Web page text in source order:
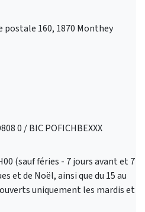
postale 160, 1870 Monthey
0 / BIC POFICHBEXXX
(sauf féries - 7 jours avant et 7
et de Noël, ainsi que du 15 au
uniquement les mardis et